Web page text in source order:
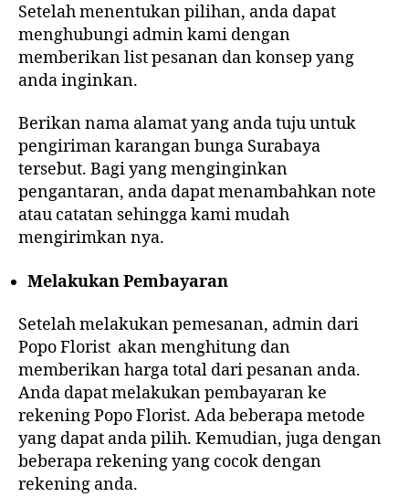
Setelah menentukan pilihan, anda dapat
menghubungi admin kami dengan
memberikan list pesanan dan konsep yang
anda inginkan.
Berikan nama alamat yang anda tuju untuk
pengiriman karangan bunga Surabaya
tersebut. Bagi yang menginginkan
pengantaran, anda dapat menambahkan note
atau catatan sehingga kami mudah
mengirimkan nya.
Melakukan Pembayaran
Setelah melakukan pemesanan, admin dari
Popo Florist akan menghitung dan
memberikan harga total dari pesanan anda.
Anda dapat melakukan pembayaran ke
rekening Popo Florist. Ada beberapa metode
yang dapat anda pilih. Kemudian, juga dengan
beberapa rekening yang cocok dengan
rekening anda.